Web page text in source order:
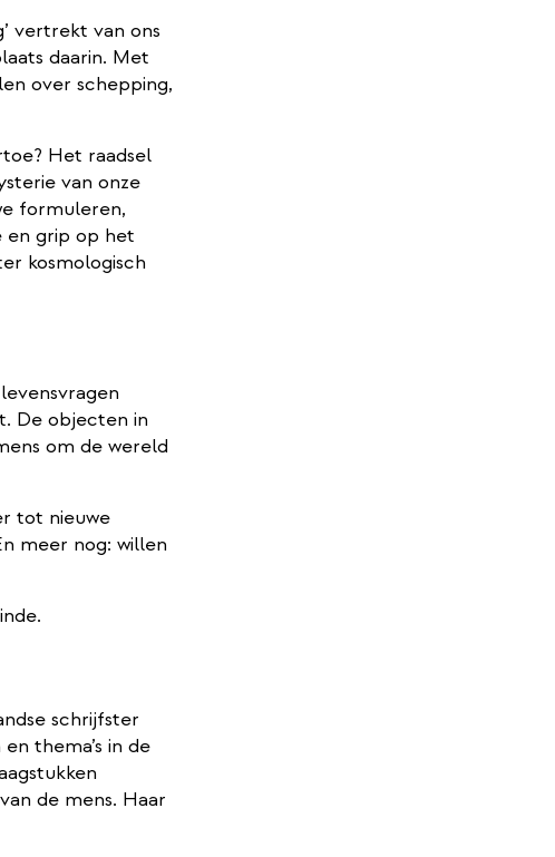
vertrekt van ons
daarin. Met
over schepping,
Het raadsel
van onze
formuleren,
en grip op het
kosmologisch
De objecten in
om de wereld
tot nieuwe
meer nog: willen
schrijfster
thema’s in de
de mens. Haar